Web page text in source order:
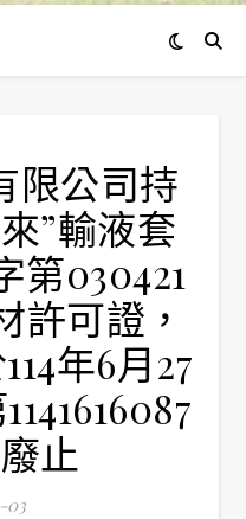
限公司持
”輸液套
第030421
許可證，
年6月27
止
03